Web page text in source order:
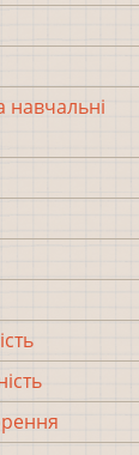
навчальні